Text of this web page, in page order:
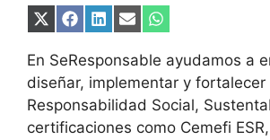
Compartir
X
(Twitter)
Compartir
Facebook
Compartir
LinkedIn
Compartir
Email
Compartir
WhatsApp
En SeResponsable ayudamos a
diseñar, implementar y
Responsabilidad Social,
certificaciones como Cemefi